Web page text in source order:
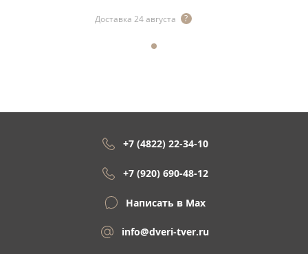
Доставка 24 августа
+7 (4822) 22-34-10
+7 (920) 690-48-12
Написать в Max
info@dveri-tver.ru